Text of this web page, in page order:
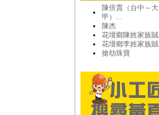
陳倍貫（台中～大
甲）...
陳杰
花壇鄉陳姓家族賊
花壇鄉李姓家族賊
搶劫珠寶